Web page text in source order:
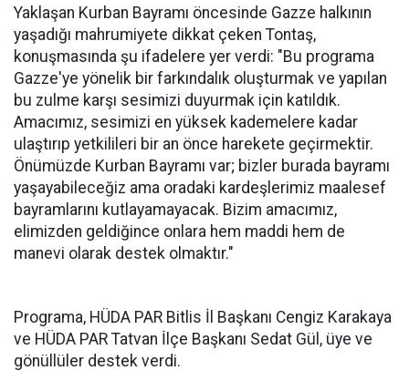
Yaklaşan Kurban Bayramı öncesinde Gazze halkının
yaşadığı mahrumiyete dikkat çeken Tontaş,
konuşmasında şu ifadelere yer verdi: "Bu programa
Gazze'ye yönelik bir farkındalık oluşturmak ve yapılan
bu zulme karşı sesimizi duyurmak için katıldık.
Amacımız, sesimizi en yüksek kademelere kadar
ulaştırıp yetkilileri bir an önce harekete geçirmektir.
Önümüzde Kurban Bayramı var; bizler burada bayramı
yaşayabileceğiz ama oradaki kardeşlerimiz maalesef
bayramlarını kutlayamayacak. Bizim amacımız,
elimizden geldiğince onlara hem maddi hem de
manevi olarak destek olmaktır."
Programa, HÜDA PAR Bitlis İl Başkanı Cengiz Karakaya
ve HÜDA PAR Tatvan İlçe Başkanı Sedat Gül, üye ve
gönüllüler destek verdi.